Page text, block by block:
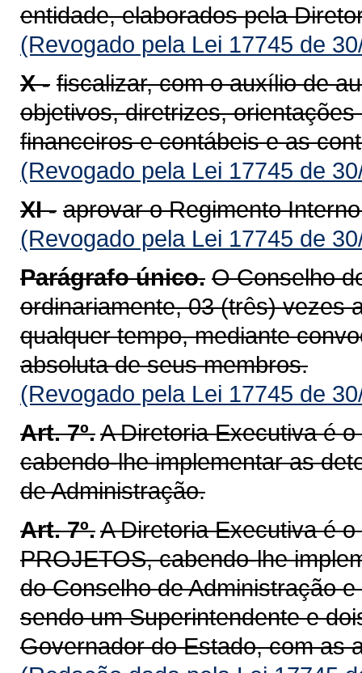
entidade, elaborados pela
(Revogado pela Lei 17745 de
X - fiscalizar, com o auxílio de
objetivos, diretrizes,
financeiros e contábeis e as
(Revogado pela Lei 17745 de
XI - aprovar o Regimento
(Revogado pela Lei 17745 de
Parágrafo único. O Conselho
ordinariamente, 03 (três) vezes
qualquer tempo, mediante
absoluta de seus membros.
(Revogado pela Lei 17745 de
Art. 7º.A Diretoria Executiva é
cabendo-lhe implementar as
de Administração.
Art. 7º.A Diretoria Executiva é
PROJETOS, cabendo-lhe
do Conselho de Administração
sendo um Superintendente e
Governador do Estado, com as